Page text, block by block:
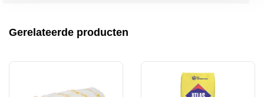
Gerelateerde producten